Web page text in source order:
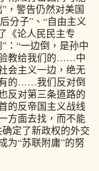
，警告仍然对美国
分子”、“自由主义
《论人民民主专
：“一边倒，是孙中
教给我们的……中
会主义一边，绝无
的……我们反对倒
反对第三条道路的
的反帝国主义战线
方面去找，而不能
定了新政权的外交
为“苏联附庸”的努